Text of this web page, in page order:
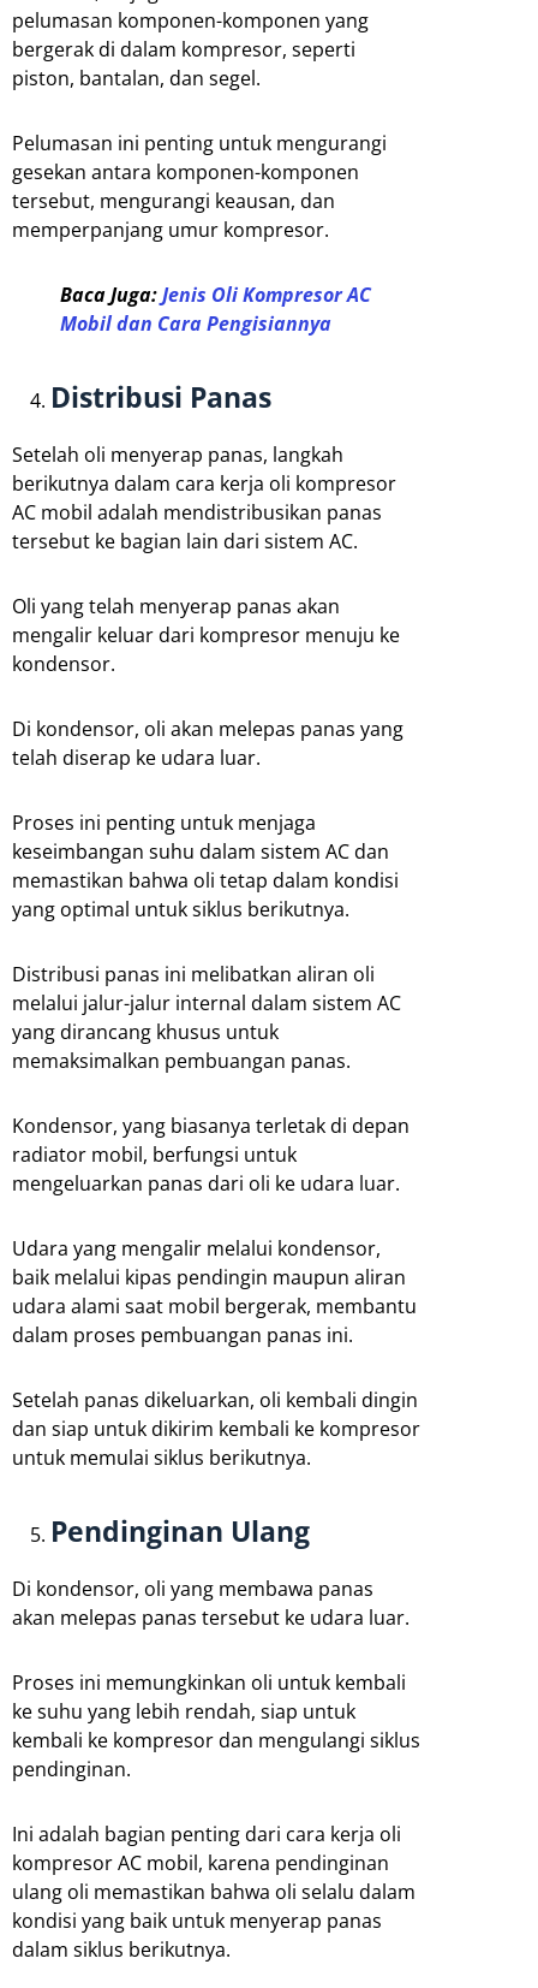
pelumasan komponen-komponen yang
bergerak di dalam kompresor, seperti
piston, bantalan, dan segel.
Pelumasan ini penting untuk mengurangi
gesekan antara komponen-komponen
tersebut, mengurangi keausan, dan
memperpanjang umur kompresor.
Baca Juga:Jenis Oli Kompresor AC
Mobil dan Cara Pengisiannya
Distribusi Panas
Setelah oli menyerap panas, langkah
berikutnya dalam cara kerja oli kompresor
AC mobil adalah mendistribusikan panas
tersebut ke bagian lain dari sistem AC.
Oli yang telah menyerap panas akan
mengalir keluar dari kompresor menuju ke
kondensor.
Di kondensor, oli akan melepas panas yang
telah diserap ke udara luar.
Proses ini penting untuk menjaga
keseimbangan suhu dalam sistem AC dan
memastikan bahwa oli tetap dalam kondisi
yang optimal untuk siklus berikutnya.
Distribusi panas ini melibatkan aliran oli
melalui jalur-jalur internal dalam sistem AC
yang dirancang khusus untuk
memaksimalkan pembuangan panas.
Kondensor, yang biasanya terletak di depan
radiator mobil, berfungsi untuk
mengeluarkan panas dari oli ke udara luar.
Udara yang mengalir melalui kondensor,
baik melalui kipas pendingin maupun aliran
udara alami saat mobil bergerak, membantu
dalam proses pembuangan panas ini.
Setelah panas dikeluarkan, oli kembali dingin
dan siap untuk dikirim kembali ke kompresor
untuk memulai siklus berikutnya.
Pendinginan Ulang
Di kondensor, oli yang membawa panas
akan melepas panas tersebut ke udara luar.
Proses ini memungkinkan oli untuk kembali
ke suhu yang lebih rendah, siap untuk
kembali ke kompresor dan mengulangi siklus
pendinginan.
Ini adalah bagian penting dari cara kerja oli
kompresor AC mobil, karena pendinginan
ulang oli memastikan bahwa oli selalu dalam
kondisi yang baik untuk menyerap panas
dalam siklus berikutnya.